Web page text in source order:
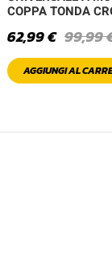
COPPA TONDA
99,99
62,99€
AGGIUNGI AL